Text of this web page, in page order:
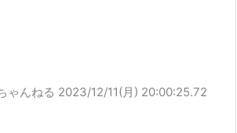
ゃんねる 2023/12/11(月) 20:00:25.72